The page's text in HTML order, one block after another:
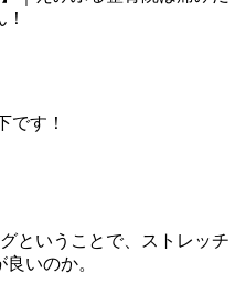
です！
ということで、ストレッチ
いのか。